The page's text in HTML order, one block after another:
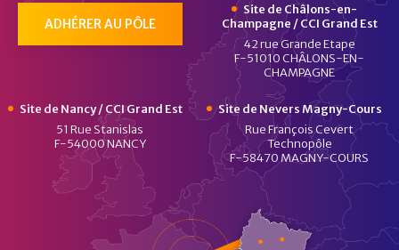
ADHÉRER AU PÔLE
Site de Châlons-en-
Champagne / CCI Grand Est
42 rue Grande Etape
F-51010 CHÂLONS-EN-
CHAMPAGNE
Site de Nancy / CCI Grand Est
51 Rue Stanislas
F-54000 NANCY
Site de Nevers Magny-Cours
Rue François Cevert
Technopôle
F-58470 MAGNY-COURS